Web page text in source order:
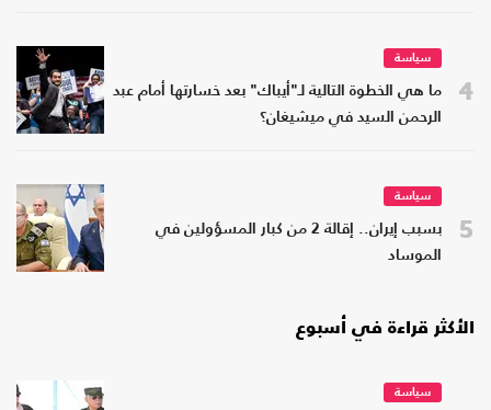
4
سياسة
ما هي الخطوة التالية لـ"أيباك" بعد خسارتها أمام عبد
الرحمن السيد في ميشيغان؟
5
سياسة
بسبب إيران.. إقالة 2 من كبار المسؤولين في
الموساد
الأكثر قراءة في أسبوع
سياسة